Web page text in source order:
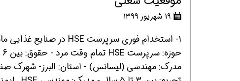
۱۹ شهریور ۱۳۹۹
1- استخدام فوری سرپرست HSE در صنایع غذایی مانا ماکارونی در استان البرز (هشتگرد)
حوزه: سرپرست HSE تمام وقت مرد - حقوق: بین 6 تا 9 میلیون تومان
مدرک: مهندسی (لیسانس) - استان: البرز- شهرک